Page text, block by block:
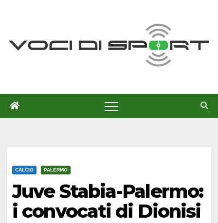
CALCIO PALERMO
Juve Stabia-Palermo:
i convocati di Dionisi